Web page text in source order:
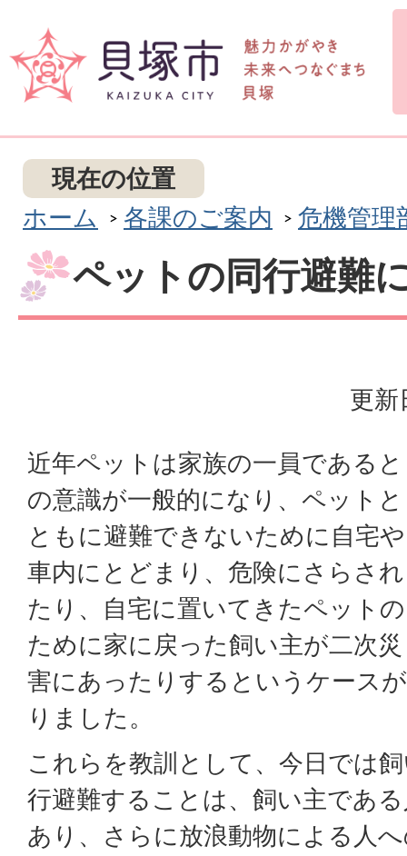
現在の位置
ホーム
各課のご案内 危機管理
ペットの同行避難
更新
近年ペットは家族の一員であると
の意識が一般的になり、ペットと
ともに避難できないために自宅や
車内にとどまり、危険にさらされ
たり、自宅に置いてきたペットの
ために家に戻った飼い主が二次災
害にあったりするというケース
りました。
これらを教訓として、今日では
行避難することは、飼い主であ
あり、さらに放浪動物による人